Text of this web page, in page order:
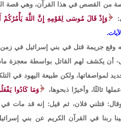
من القصص في هذا القرآن، وهي قصة
وَإِذْ قَالَ مُوسَى لِقَوْمِهِ إِنَّ اللَّهَ يَأْمُرُكُمْ
وقع جريمة قتل في بني إسرائيل في
أن يكشف لهم القاتل بواسطة
لمواصفاتها، ولكن طبيعة اليهود في
ثالثًا، وأخيرًا ذبحوها،
وَمَا كَادُوا
وقال: قتلني فلان، ثم قيل: إنه قد
ربنا في القرآن الكريم عن بني